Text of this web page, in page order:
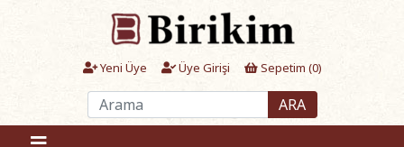
Yeni Üye Üye Girişi Sepetim (0)
ARA